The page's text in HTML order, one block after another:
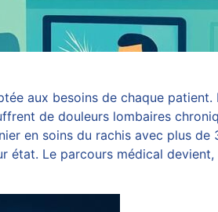
aux besoins de chaque patient.
de douleurs lombaires
en soins du rachis avec plus de
état. Le parcours médical devient,